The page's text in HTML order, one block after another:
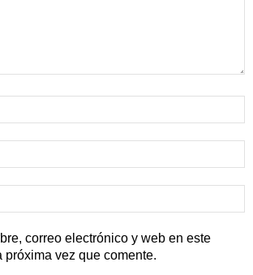
correo electrónico y web en este
próxima vez que comente.